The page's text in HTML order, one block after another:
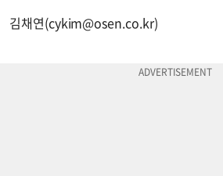
김채연(cykim@osen.co.kr)